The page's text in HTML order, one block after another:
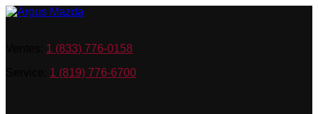
1 (833) 776-0158
1 (819) 776-6700